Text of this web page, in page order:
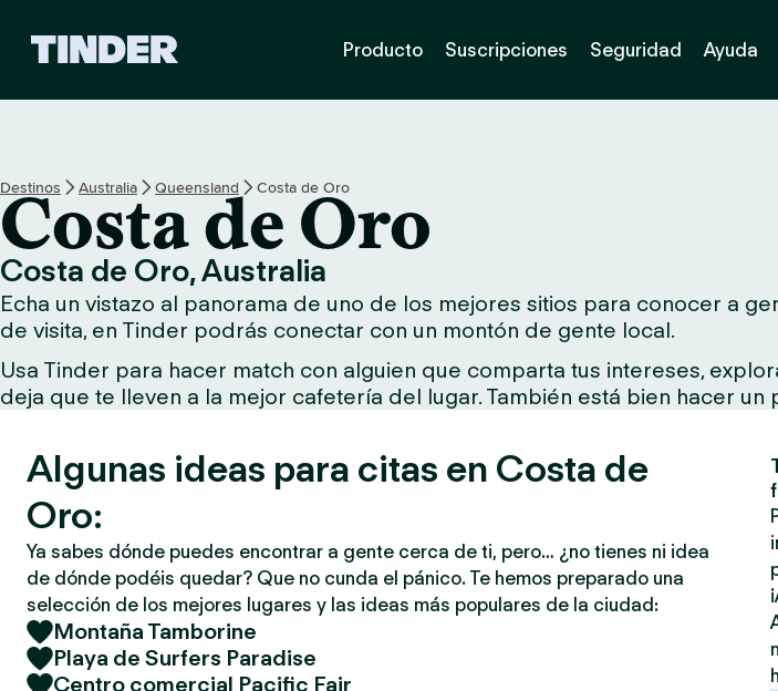
I
i
o
Producto Suscripciones Seguridad Ayuda
Destinos Australia Queensland Costa de Oro
Costa de Oro
Costa de Oro, Australia
Echa un vistazo al panorama de uno de los mejores sitios para conocer a
de visita, en Tinder podrás conectar con un montón de gente local.
Usa Tinder para hacer match con alguien que comparta tus intereses,
deja que te lleven a la mejor cafetería del lugar. También está bien hacer
Algunas ideas para citas en Costa de
Oro:
Ya sabes dónde puedes encontrar a gente cerca de ti, pero… ¿no tienes ni idea
de dónde podéis quedar? Que no cunda el pánico. Te hemos preparado una
selección de los mejores lugares y las ideas más populares de la ciudad:
Montaña Tamborine
Playa de Surfers Paradise
Centro comercial Pacific Fair